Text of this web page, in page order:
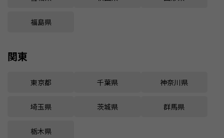
福島県
関東
東京都 千葉県 神奈川県
埼玉県 茨城県 群馬県
栃木県